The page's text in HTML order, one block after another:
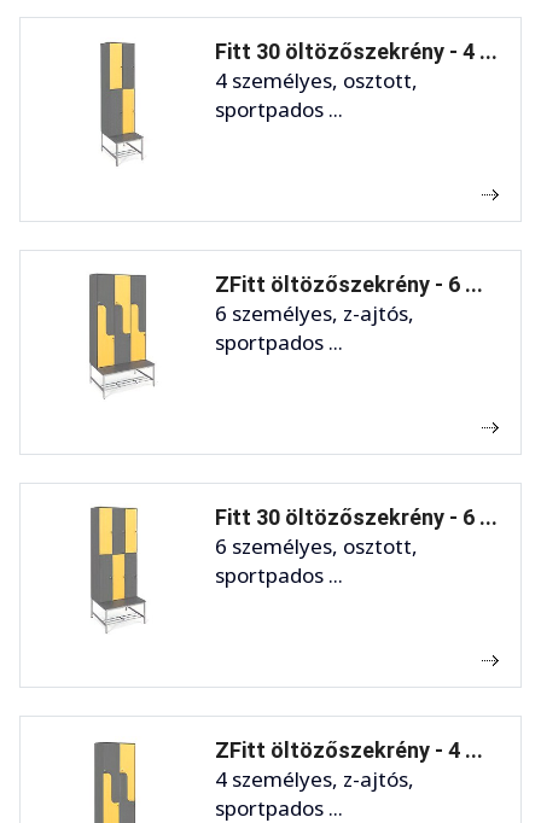
Fitt 30 öltözőszekrény - 4 ...
4 személyes, osztott,
sportpados ...
ZFitt öltözőszekrény - 6 ...
6 személyes, z-ajtós,
sportpados ...
Fitt 30 öltözőszekrény - 6 ...
6 személyes, osztott,
sportpados ...
ZFitt öltözőszekrény - 4 ...
4 személyes, z-ajtós,
sportpados ...